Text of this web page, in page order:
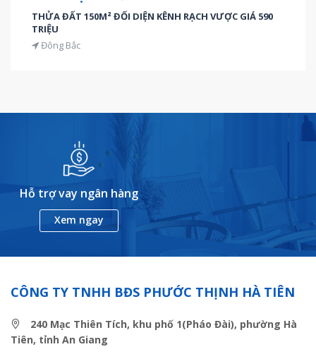
THỬA ĐẤT 150M² ĐỐI DIỆN KÊNH RẠCH VƯỢC GIÁ 590
TRIỆU
Đông Bắc
Hỗ trợ vay ngân hàng
Xem ngay
CÔNG TY TNHH BĐS PHƯỚC THỊNH HÀ TIÊN
240 Mạc Thiên Tích, khu phố 1(Pháo Đài), phường Hà
Tiên, tỉnh An Giang